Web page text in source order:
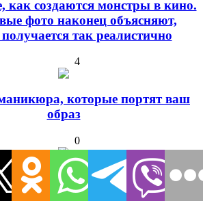
как создаются монстры в кино.
фото наконец объясняют,
так реалистично
4
которые портят ваш
образ
0
того, что сербский язык —
это русский наоборот